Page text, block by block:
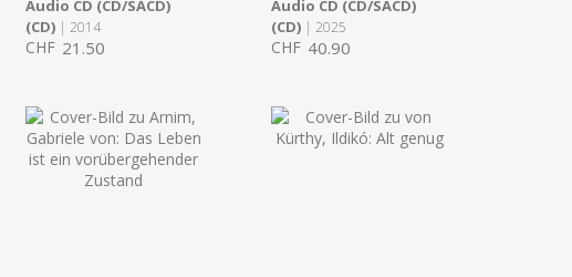
Audio CD (CD/SACD)
(CD)| 2014
CHF 21.50
Audio CD (CD/SACD)
(CD) | 2025
CHF 40.90